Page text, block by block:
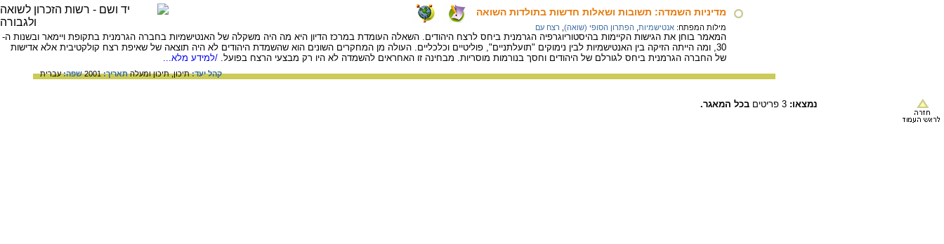
מדיניות השמדה: תשובות ושאלות חדשות בתולדות השואה
מילות המפתח: אנטישמיות הפתרון הסופי (שואה) רצח עם
המאמר בוחן את הגישות הקיימות בהיסטוריוגרפיה הגרמנית ביחס לרצח היהודים. השאלה העומדת במרכז הדיון היא מה היה משקלה של האנטישמיות בחברה הגרמנית בתקופת ויימאר ובשנות ה-
30, ומה הייתה הזיקה בין האנטישמיות לבין נימוקים "תועלתניים", פוליטיים וכלכליים. העולה מן המחקרים השונים הוא שהשמדת היהודים לא היה תוצאה של שאיפת רצח קולקטיבית אלא אדישות
של החברה הגרמנית ביחס לגורלם של היהודים וחסך בנורמות מוסריות. מבחינה זו האחראים להשמדה לא היו רק מבצעי הרצח בפועל. /למידע מלא...
קהל יעד:תיכון,תיכון ומעלהתאריך:2001 שפה:עברית
נמצאו: בכל המאגר.